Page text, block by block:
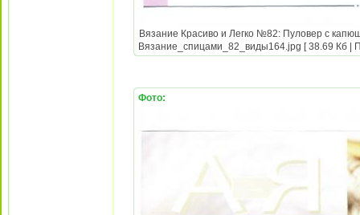
Вязание Красиво и Легко №82: Пуловер с
Вязание_спицами_82_виды164.jpg [ 38.69 Кб |
Фото: